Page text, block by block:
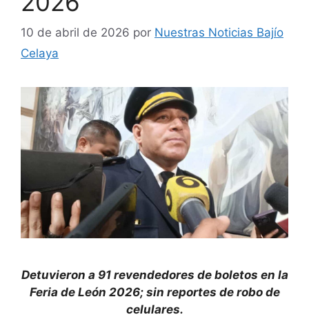
10 de abril de 2026 por Nuestras Noticias Bajío
Celaya
Detuvieron a 91 revendedores de boletos en la
Feria de León 2026; sin reportes de robo de
celulares.